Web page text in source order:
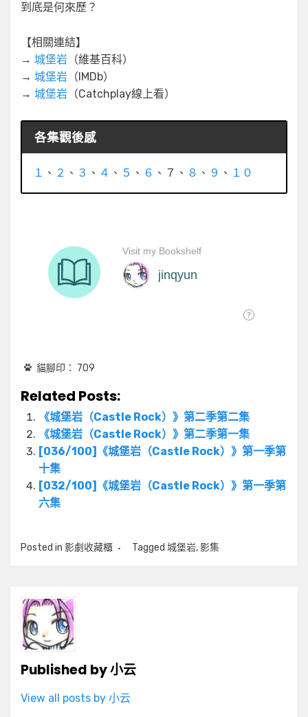
到底是何來歷？
【相關連結】
→ 城堡岩 （維基百科）
→ 城堡岩 （IMDb）
→ 城堡岩 （Catchplay線上看）
各集觀後感
１ 、 ２ 、 ３ 、 ４ 、 ５ 、 ６ 、７、 ８ 、 ９ 、 １０
貓腳印： 709
Related Posts:
《城堡岩（Castle Rock）》第二季第二集
《城堡岩（Castle Rock）》第二季第一集
[036/100]《城堡岩（Castle Rock）》第一季第
十集
[032/100]《城堡岩（Castle Rock）》第一季第
六集
Posted in 影劇收藏櫃 Tagged 城堡岩, 影集
Published by小云
View all posts by 小云